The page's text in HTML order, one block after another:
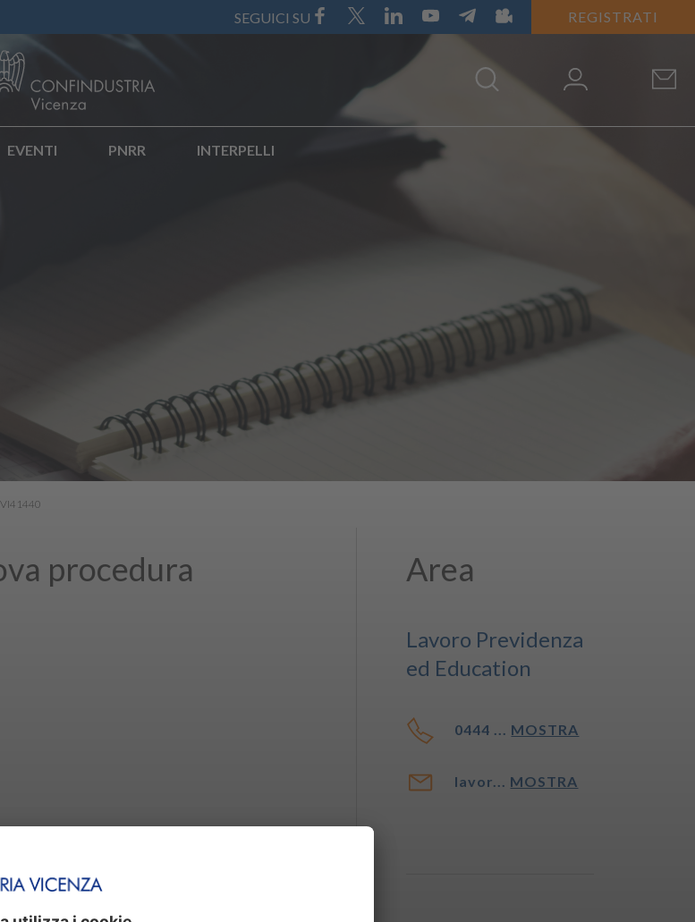
SEGUICI SU REGISTRATI
EVENTI PNRR INTERPELLI
procedura
Area
Lavoro Previdenza
ed Education
0444 ... MOSTRA
lavor... MOSTRA